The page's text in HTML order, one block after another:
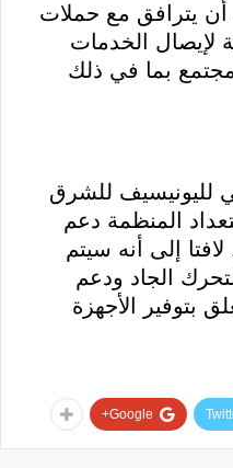
يترافق مع حملات
لإيصال الخدمات
بما في ذلك
لليونيسيف للشرق
المنظمة دعم
إلى أنه سيتم
الجاد ودعم
بتوفير الأجهزة
Google+